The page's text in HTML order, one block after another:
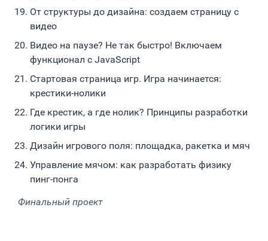
От структуры до дизайна: создаем страницу с
видео
Видео на паузе? Не так быстро! Включаем
функционал с JavaScript
Стартовая страница игр. Игра начинается:
крестики-нолики
Где крестик, а где нолик? Принципы разработки
логики игры
Дизайн игрового поля: площадка, ракетка и мяч
Управление мячом: как разработать физику
пинг-понга
Финальный проект